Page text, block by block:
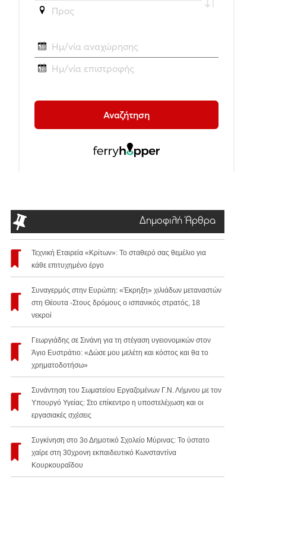
Δημοφιλή Άρθρα
Τεχνική Εταιρεία «Κρίτων»: Το σταθερό σας θεμέλιο για
κάθε επιτυχημένο έργο
Συναγερμός στην Ευρώπη: «Έκρηξη» χιλιάδων μεταναστών
στη Θέουτα -Στους δρόμους ο ισπανικός στρατός, 18
νεκροί
Γεωργιάδης σε Σινάνη για τη στέγαση υγειονομικών στον
Άγιο Ευστράτιο: «Δώσε μου μελέτη και κόστος και θα το
χρηματοδοτήσω»
Συνάντηση του Σωματείου Εργαζομένων Γ.Ν. Λήμνου με τον
Υπουργό Υγείας: Στο επίκεντρο η υποστελέχωση και οι
εργασιακές σχέσεις
Συγκίνηση στο 3ο Δημοτικό Σχολείο Μύρινας: Το ύστατο
χαίρε στη 30χρονη εκπαιδευτικό Κωνσταντίνα
Κουρκουραΐδου